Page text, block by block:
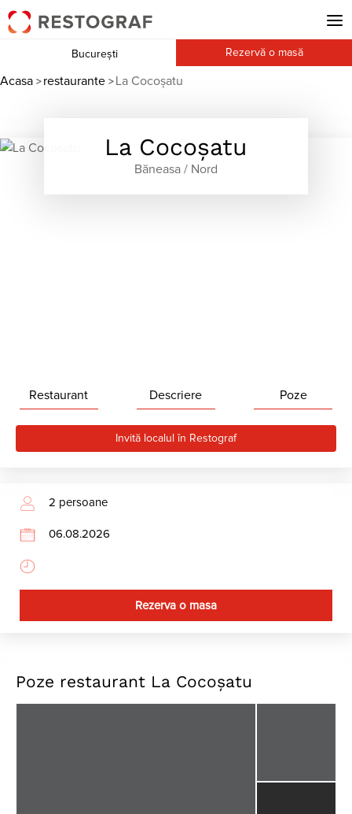
București Rezervă o masă
Acasa > restaurante > La Cocoşatu
Restaurant Descriere Poze
La Cocoşatu
Băneasa / Nord
Invită localul în Restograf
Rezerva o masa
Poze restaurant La Cocoşatu